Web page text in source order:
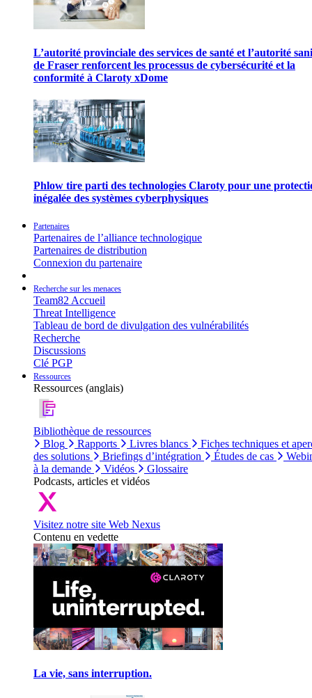
L’autorité provinciale des services de santé et l’autorité
de Fraser renforcent les processus de cybersécurité et la
conformité à Claroty xDome
Phlow tire parti des technologies Claroty pour une
inégalée des systèmes cyberphysiques
Partenaires
Partenaires de l’alliance technologique
Partenaires de distribution
Connexion du partenaire
Recherche sur les menaces
Team82 Accueil
Threat Intelligence
Tableau de bord de divulgation des vulnérabilités
Recherche
Discussions
Clé PGP
Ressources
Ressources (anglais)
Bibliothèque de ressources
Blog
Rapports Livres blancs
Fiches techniques et
des solutions
Briefings d’intégration Études de cas
à la demande
Vidéos
Glossaire
Podcasts, articles et vidéos
Visitez notre site Web Nexus
Contenu en vedette
La vie, sans interruption.